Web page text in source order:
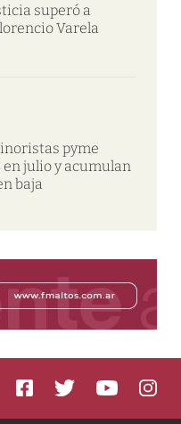
superó a
Varela
pyme
en julio y acumulan
baja